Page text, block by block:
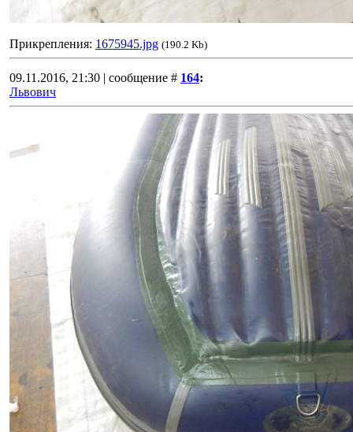
Прикрепления: 1675945.jpg (190.2 Kb)
09.11.2016, 21:30 | сообщение # 164:
Львович